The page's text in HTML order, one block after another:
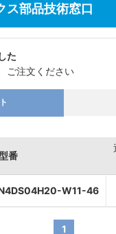
ス部品技術窓口
た
ご注文ください
番
W11-46
1